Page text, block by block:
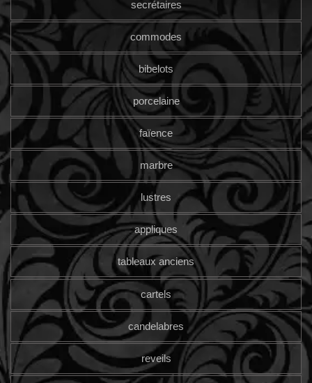
secrétaires
commodes
bibelots
porcelaine
faïence
marbre
lustres
appliques
tableaux anciens
cartels
candelabres
reveils